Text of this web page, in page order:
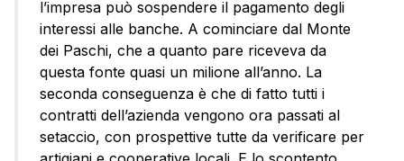
l’impresa può sospendere il pagamento degli
interessi alle banche. A cominciare dal Monte
dei Paschi, che a quanto pare riceveva da
questa fonte quasi un milione all’anno. La
seconda conseguenza è che di fatto tutti i
contratti dell’azienda vengono ora passati al
setaccio, con prospettive tutte da verificare per